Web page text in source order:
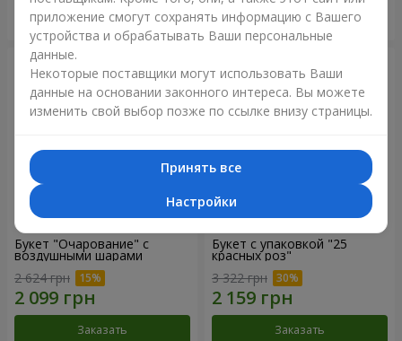
Заказать Заказать
Букет "Очарование" с
воздушными шарами
2 624 грн
Заказать
Букет с упаковкой "25
красных роз"
3 322 грн
Заказать
приложение смогут сохранять информацию с Вашего
устройства и обрабатывать Ваши персональные
данные.
Некоторые поставщики могут использовать Ваши
данные на основании законного интереса. Вы можете
изменить свой выбор позже по ссылке внизу страницы.
Принять все
Настройки